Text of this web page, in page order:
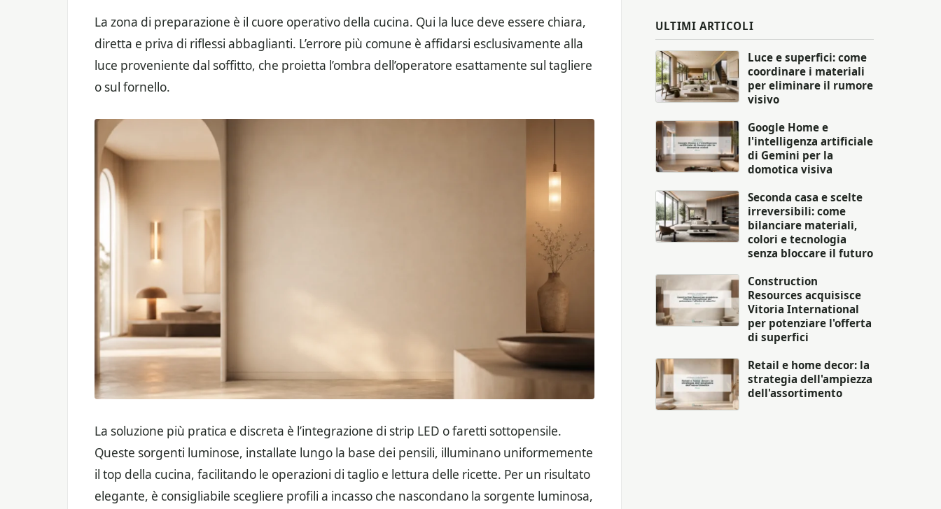
La zona di preparazione è il cuore operativo della cucina. Qui la luce deve essere chiara,
diretta e priva di riflessi abbaglianti. L’errore più comune è affidarsi esclusivamente alla
luce proveniente dal soffitto, che proietta l’ombra dell’operatore esattamente sul tagliere
o sul fornello.
La soluzione più pratica e discreta è l’integrazione di strip LED o faretti sottopensile.
Queste sorgenti luminose, installate lungo la base dei pensili, illuminano uniformemente
il top della cucina, facilitando le operazioni di taglio e lettura delle ricette. Per un risultato
elegante, è consigliabile scegliere profili a incasso che nascondano la sorgente luminosa,
ULTIMI ARTICOLI
Luce e superfici: come
coordinare i materiali
per eliminare il rumore
visivo
Google Home e
l'intelligenza artificiale
di Gemini per la
domotica visiva
Seconda casa e scelte
irreversibili: come
bilanciare materiali,
colori e tecnologia
senza bloccare il futuro
Construction
Resources acquisisce
Vitoria International
per potenziare l'offerta
di superfici
Retail e home decor: la
strategia dell'ampiezza
dell'assortimento